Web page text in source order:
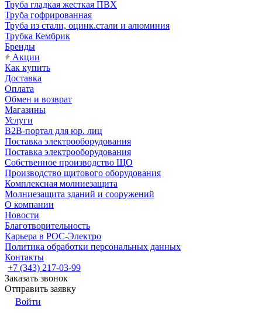
Труба гладкая жесткая ПВХ
Труба гофрированная
Труба из стали, оцинк.стали и алюминия
Трубка Кембрик
Бренды
Акции
Как купить
Доставка
Оплата
Обмен и возврат
Магазины
Услуги
B2B-портал для юр. лиц
Поставка электрооборудования
Поставка электрооборудования
Собственное производство ЩО
Производство щитового оборудования
Комплексная молниезащита
Молниезащита зданий и сооружений
О компании
Новости
Благотворительность
Карьера в РОС-Электро
Политика обработки персональных данных
Контакты
+7 (343) 217-03-99
Заказать звонок
Отправить заявку
Войти